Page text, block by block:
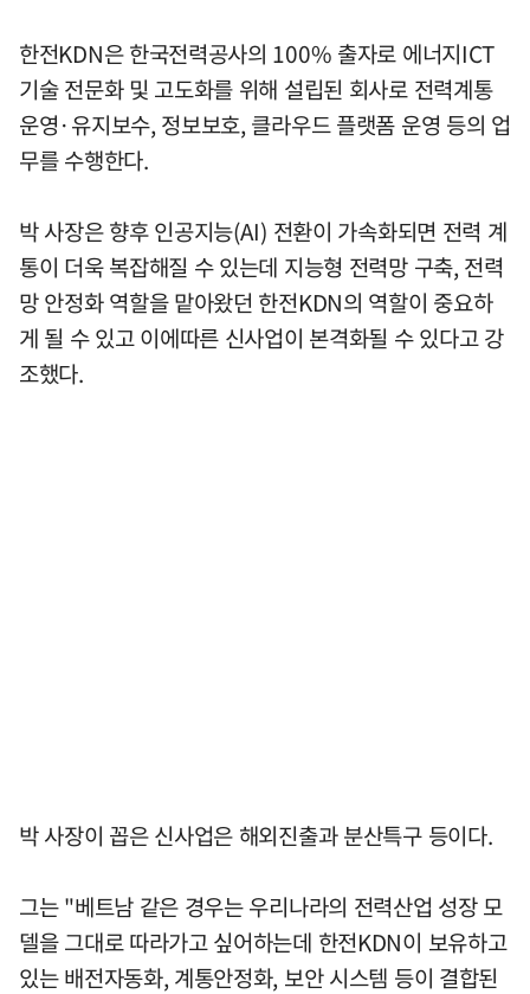
한전KDN은 한국전력공사의 100% 출자로 에너지ICT
기술 전문화 및 고도화를 위해 설립된 회사로 전력계통
운영·유지보수, 정보보호, 클라우드 플랫폼 운영 등의 업
무를 수행한다.
박 사장은 향후 인공지능(AI) 전환이 가속화되면 전력 계
통이 더욱 복잡해질 수 있는데 지능형 전력망 구축, 전력
망 안정화 역할을 맡아왔던 한전KDN의 역할이 중요하
게 될 수 있고 이에따른 신사업이 본격화될 수 있다고 강
조했다.
박 사장이 꼽은 신사업은 해외진출과 분산특구 등이다.
그는 "베트남 같은 경우는 우리나라의 전력산업 성장 모
델을 그대로 따라가고 싶어하는데 한전KDN이 보유하고
있는 배전자동화, 계통안정화, 보안 시스템 등이 결합된